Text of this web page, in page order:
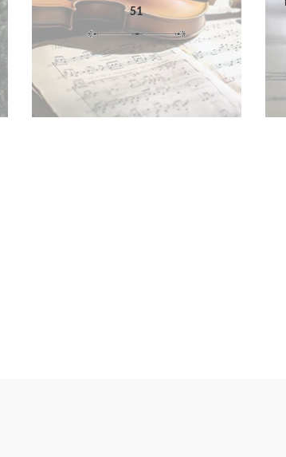
51